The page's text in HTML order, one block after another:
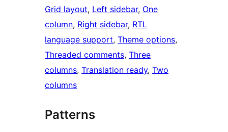
Grid layout, Left sidebar, One
column, Right sidebar, RTL
language support, Theme options
Threaded comments, Three
columns, Translation ready, Two
columns
Patterns